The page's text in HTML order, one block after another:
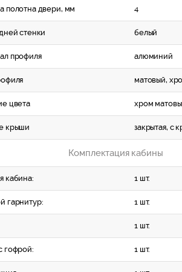
полотна двери, мм 4
стенки белый
профиля алюминий
матовый,
цвета хром
крыши закрытая, c
Комплектация кабины
кабина: 1 шт.
гарнитур: 1 шт.
1 шт.
гофрой: 1 шт.